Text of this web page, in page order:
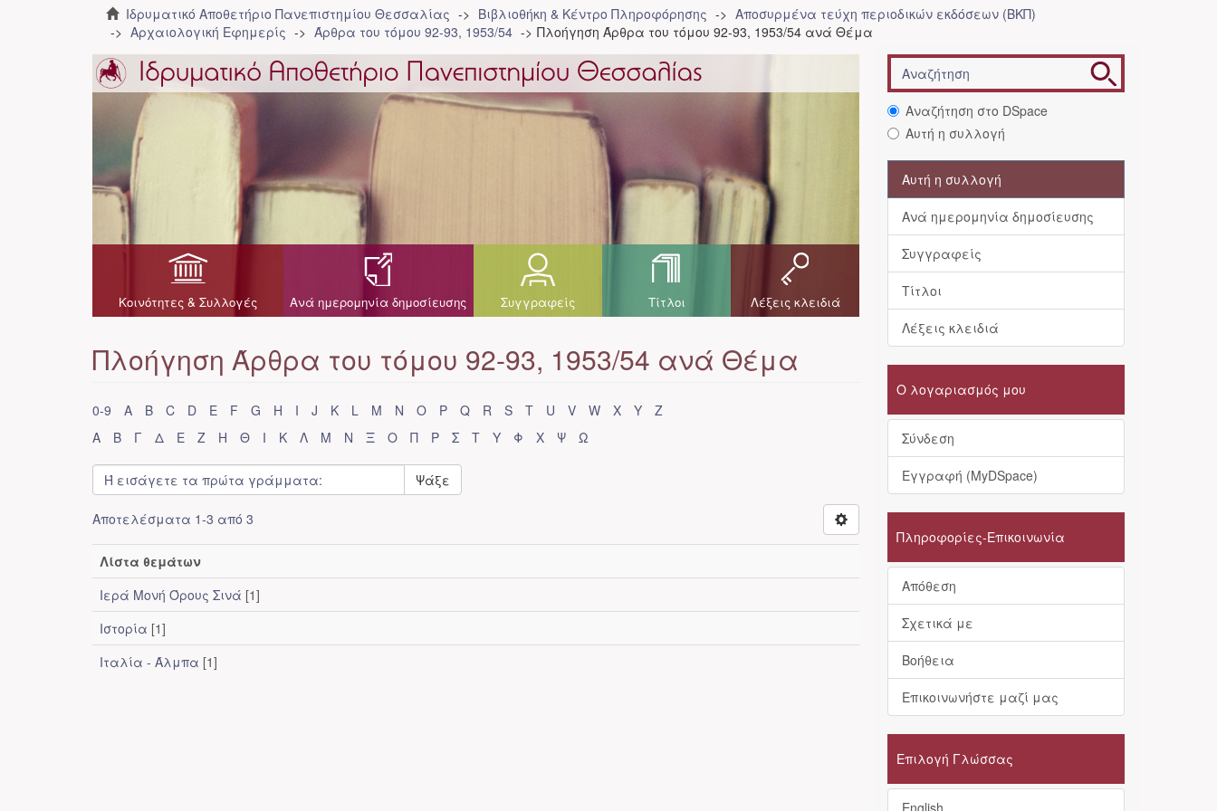
Ιδρυματικό Αποθετήριο Πανεπιστημίου Θεσσαλίας Βιβλιοθήκη & Κέντρο Πληροφόρησης
Αποσυρμένα τεύχη περιοδικών εκδόσεων (ΒΚΠ)
Αρχαιολογική Εφημερίς
Άρθρα του τόμου 92-93, 1953/54 Πλοήγηση Άρθρα του τόμου 92-93, 1953/54 ανά Θέμα
Κοινότητες & Συλλογές Ανά ημερομηνία δημοσίευσης Συγγραφείς Τίτλοι Λέξεις κλειδιά
Πλοήγηση Άρθρα του τόμου 92-93, 1953/54 ανά Θέμα
0-9 A B C D E F G H I J K L M N O P Q R S T U V W X Y
Z
Α
Β Γ Δ Ε Ζ Η Θ Ι Κ Λ Μ Ν Ξ Ο Π Ρ Σ Τ Υ Φ Χ Ψ Ω
Ψάξε
Αποτελέσματα 1-3 από 3
Λίστα θεμάτων
Ιερά Μονή Όρους Σινά [1]
Ιστορία [1]
Ιταλία - Άλμπα [1]
Αναζήτηση στο DSpace
Αυτή η συλλογή
Αυτή η συλλογή
Ανά ημερομηνία δημοσίευσης
Συγγραφείς
Τίτλοι
Λέξεις κλειδιά
Ο λογαριασμός μου
Σύνδεση
Εγγραφή (MyDSpace)
Πληροφορίες-Επικοινωνία
Απόθεση
Σχετικά με
Βοήθεια
Επικοινωνήστε μαζί μας
Επιλογή Γλώσσας
English